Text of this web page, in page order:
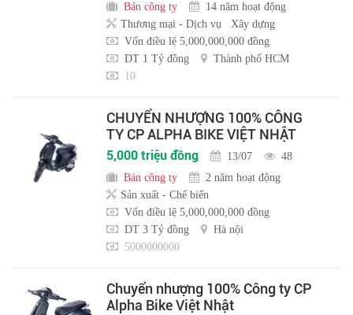
Bán công ty
14 năm hoạt động
Thương mại - Dịch vụ
Xây dựng
Vốn điều lệ 5,000,000,000 đồng
DT 1 Tỷ đồng
Thành phố HCM
10
CHUYỂN NHƯỢNG 100% CÔNG
TY CP ALPHA BIKE VIỆT NHẬT
5,000 triệu đồng 13/07
48
Bán công ty
2 năm hoạt động
Sản xuất - Chế biến
Vốn điều lệ 5,000,000,000 đồng
DT 3 Tỷ đồng
Hà nội
5000000000
Chuyển nhượng 100% Công ty CP
Alpha Bike Việt Nhật